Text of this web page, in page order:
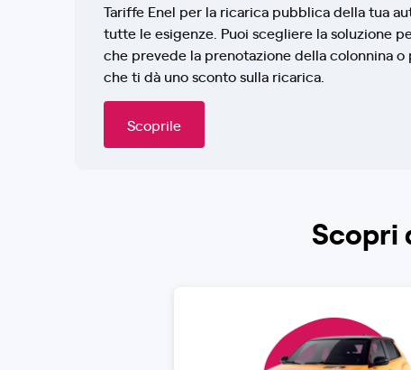
Tariffe Enel per la ricarica pubblica della tua
tutte le esigenze. Puoi scegliere la soluzione
che prevede la prenotazione della colonnina o
che ti dà uno sconto sulla ricarica.
Scoprile
Scopri